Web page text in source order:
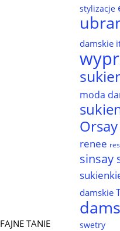
FAJNE TANIE
stylizacje
damskie
moda
renee
sinsay
damskie
swetry